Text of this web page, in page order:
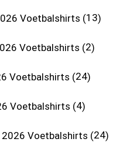
Voetbalshirts 13
Voetbalshirts 2
Voetbalshirts 24
Voetbalshirts 4
Voetbalshirts 24